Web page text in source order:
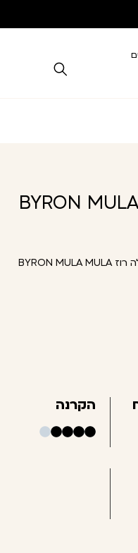
ביירון מולה מולה רוז BYRON MULA
ביירון מולה מולה רוז BYRON MULA MULA
הקרנה